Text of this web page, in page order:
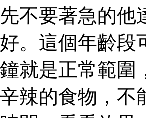
先不要著急的他
好。這個年齡段
鐘就是正常範圍
辛辣的食物，不